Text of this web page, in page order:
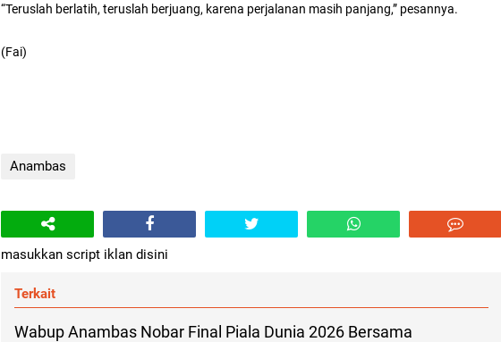
“Teruslah berlatih, teruslah berjuang, karena perjalanan masih panjang,” pesannya.
(Fai)
Anambas
masukkan script iklan disini
Terkait
Wabup Anambas Nobar Final Piala Dunia 2026 Bersama